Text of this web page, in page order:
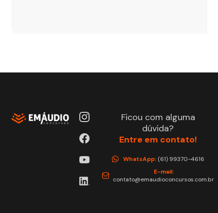
Ficou com alguma
dúvida?
Entre em contato!
WhatsApp: (61) 99370-4616
E-mail:
contato@emaudioconcursos.com.br